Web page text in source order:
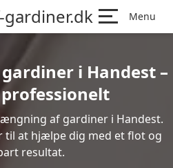
Menu
i Handest –
af gardiner i Handest.
til at hjælpe dig med et flot og
resultat.